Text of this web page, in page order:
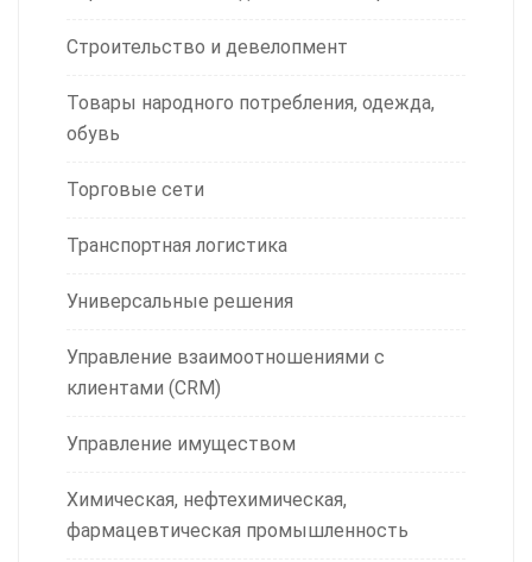
Строительство и девелопмент
Товары народного потребления, одежда,
обувь
Торговые сети
Транспортная логистика
Универсальные решения
Управление взаимоотношениями с
клиентами (CRM)
Управление имуществом
Химическая, нефтехимическая,
фармацевтическая промышленность